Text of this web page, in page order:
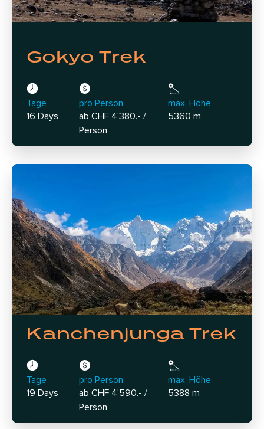
Gokyo Trek
Tage
16 Days
pro Person
ab CHF 4'380.- /
Person
max. Höhe
5360 m
Kanchenjunga Trek
Tage
19 Days
pro Person
ab CHF 4'590.- /
Person
max. Höhe
5388 m